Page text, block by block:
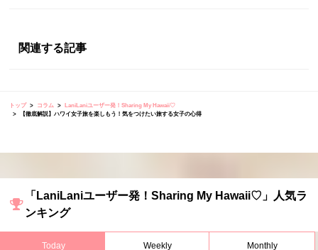
関連する記事
トップ コラム
LaniLaniユーザー発！Sharing My Hawaii♡
【徹底解説】ハワイ女子旅を楽しもう！気をつけたい旅する女子の心得
「LaniLaniユーザー発！Sharing My Hawaii♡」人気ラ
ンキング
Today Weekly Monthly